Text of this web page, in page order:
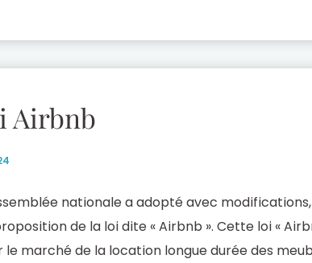
notre cabinet expert […]
Airbnb
nationale a adopté avec
de la loi dite « Airbnb ». Cette loi «
marché de la location longue durée des